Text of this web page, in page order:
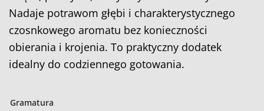
Nadaje potrawom głębi i charakterystycznego
czosnkowego aromatu bez konieczności
obierania i krojenia. To praktyczny dodatek
idealny do codziennego gotowania.
Gramatura